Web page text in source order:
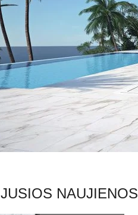
NAUJIENOS